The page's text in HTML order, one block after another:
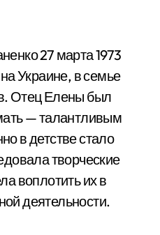
27 марта 1973
Украине, в семье
Отец Елены был
— талантливым
в детстве стало
творческие
воплотить их в
деятельности.